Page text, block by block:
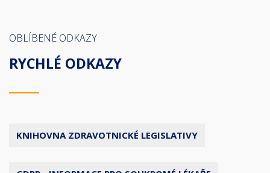
OBLÍBENÉ ODKAZY
RYCHLÉ ODKAZY
KNIHOVNA ZDRAVOTNICKÉ LEGISLATIVY